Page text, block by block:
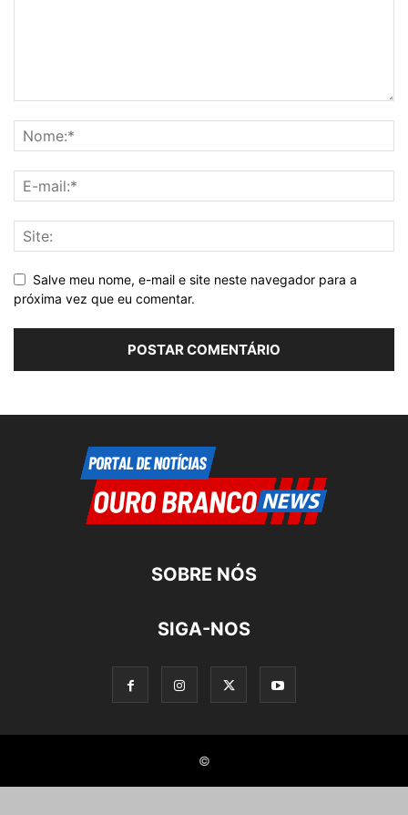
Salve meu nome, e-mail e site neste navegador para a
próxima vez que eu comentar.
SOBRE NÓS
SIGA-NOS
©